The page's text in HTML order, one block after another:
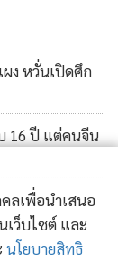
ง หวั่นเปิดศึก
16 ปี แต่คนจีน
ลเพื่อนำเสนอ
ว็บไซต์ และ
นโยบายสิทธิ